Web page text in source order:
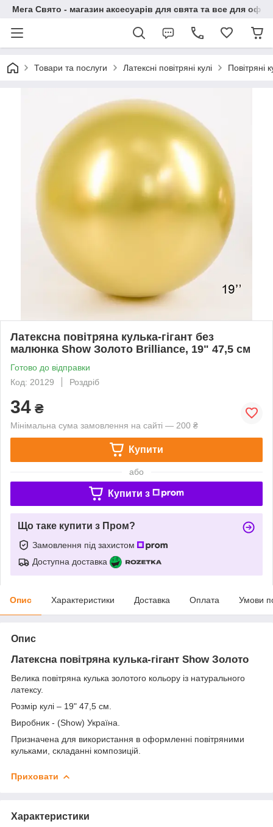
Мега Свято - магазин аксесуарів для свята та все для
Товари та послуги Латексні повітряні кулі Повітряні
Латексна повітряна кулька-гігант без
малюнка Show Золото Brilliance, 19" 47,5 см
Готово до відправки
Код: 20129
Роздріб
34 ₴
Мінімальна сума замовлення на сайті — 200 ₴
Купити
або
Купити з
Що таке купити з Пром?
Замовлення під захистом
Доступна доставка
Опис Характеристики Доставка Оплата Умови
Опис
Латексна повітряна кулька-гігант Show Золото
Велика повітряна кулька золотого кольору із натурального
латексу.
Розмір кулі – 19" 47,5 см.
Виробник - (Show) Україна.
Призначена для використання в оформленні повітряними
кульками, складанні композицій.
Приховати
Характеристики